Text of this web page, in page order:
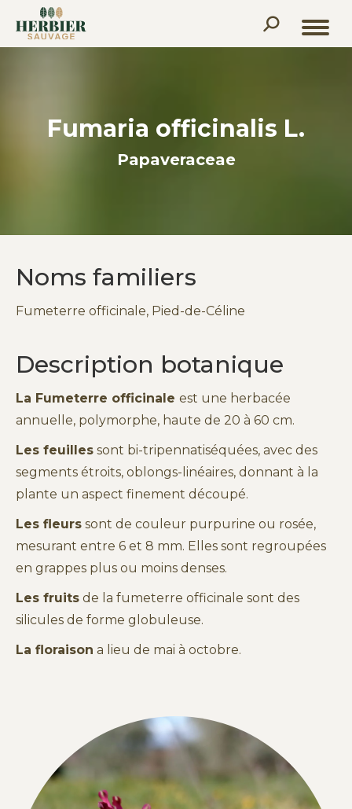
Recherche
:
Fumaria officinalis L.
Papaveraceae
Noms familiers
Fumeterre officinale, Pied-de-Céline
Description botanique
La Fumeterre officinale est une herbacée
annuelle, polymorphe, haute de 20 à 60 cm.
Les feuilles sont bi-tripennatiséquées, avec des
segments étroits, oblongs-linéaires, donnant à la
plante un aspect finement découpé.
Les fleurs sont de couleur purpurine ou rosée,
mesurant entre 6 et 8 mm. Elles sont regroupées
en grappes plus ou moins denses.
Les fruits de la fumeterre officinale sont des
silicules de forme globuleuse.
La floraison a lieu de mai à octobre.